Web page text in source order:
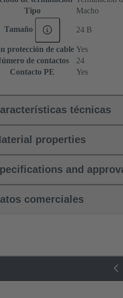
Tipo
Macho
Tamaño 24 B
protección de cable Yes
de contactos
24
Contacto PE
Yes
técnicas
properties
and
comerciales